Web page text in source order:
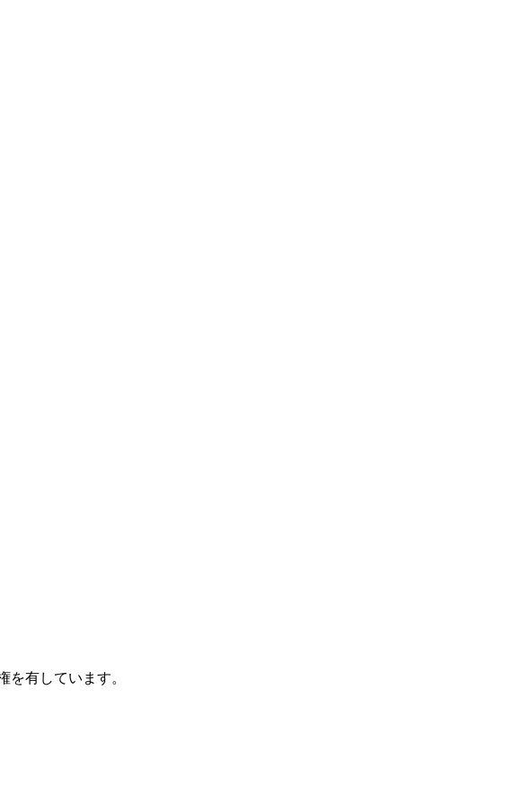
有しています。